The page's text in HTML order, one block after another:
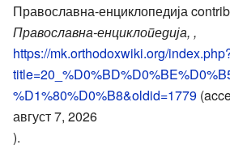
Православна-енциклопедија
Православна-енциклопедија, ,
https://mk.orthodoxwiki.org/
%D1%80%D0%B8&oldid=1779
август 7, 2026
).